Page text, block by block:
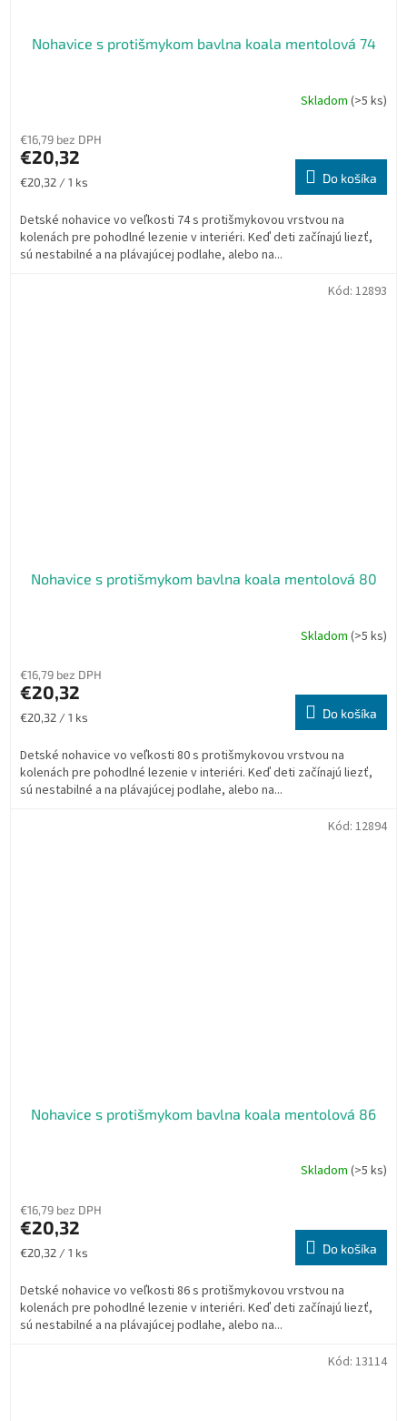
Nohavice s protišmykom bavlna koala mentolová 74
Skladom (>5 ks)
€16,79 bez DPH
€20,32
Jednotková
€20,32 / 1 ks Do košíka
Detské nohavice vo veľkosti 74 s protišmykovou vrstvou na
kolenách pre pohodlné lezenie v interiéri. Keď deti začínajú liezť,
sú nestabilné a na plávajúcej podlahe, alebo na...
Nohavice s protišmykom bavlna koala mentolová 80
Skladom (>5 ks)
€16,79 bez DPH
€20,32
Jednotková
€20,32 / 1 ks Do košíka
Detské nohavice vo veľkosti 80 s protišmykovou vrstvou na
kolenách pre pohodlné lezenie v interiéri. Keď deti začínajú liezť,
sú nestabilné a na plávajúcej podlahe, alebo na...
Kód: 12893
Nohavice s protišmykom bavlna koala mentolová 86
Skladom (>5 ks)
€16,79 bez DPH
€20,32
Jednotková
€20,32 / 1 ks Do košíka
Detské nohavice vo veľkosti 86 s protišmykovou vrstvou na
kolenách pre pohodlné lezenie v interiéri. Keď deti začínajú liezť,
sú nestabilné a na plávajúcej podlahe, alebo na...
Kód: 12894
Kód: 13114